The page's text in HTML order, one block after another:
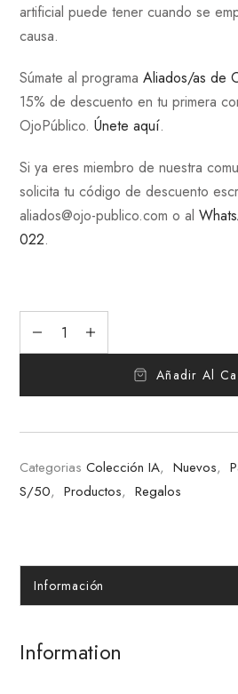
artificial puede tener cuando se
causa.
Súmate al programaAliados/as de
15% de descuento en tu primera
OjoPúblico.Únete aquí.
Si ya eres miembro de nuestra
solicita tu código de descuento
aliados@ojo-publico.com o al
022.
Añadir Al
Categorias Colección IA, Nuevos,
S/50, Productos, Regalos
Información
Information